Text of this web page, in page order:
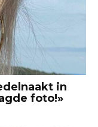
in
foto!»